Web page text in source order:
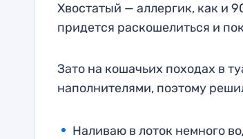
Хвостатый — аллергик, как и
придется раскошелиться и
Зато на кошачьих походах в
наполнителями, поэтому
Наливаю в лоток немного